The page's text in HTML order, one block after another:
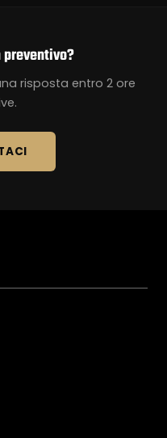
risposta entro 2 ore